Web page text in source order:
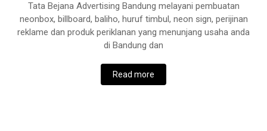
Tata Bejana Advertising Bandung melayani pembuatan
neonbox, billboard, baliho, huruf timbul, neon sign, perijinan
reklame dan produk periklanan yang menunjang usaha anda
di Bandung dan
Read more